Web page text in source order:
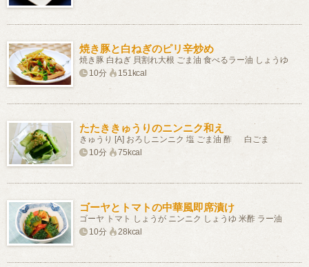
焼き豚と白ねぎのピリ辛炒め
焼き豚 白ねぎ 貝割れ大根 ごま油 食べるラー油 しょうゆ
10分
151kcal
たたききゅうりのニンニク和え
きゅうり [A] おろしニンニク 塩 ごま油 酢 白ごま
10分
75kcal
ゴーヤとトマトの中華風即席漬け
ゴーヤ トマト しょうが ニンニク しょうゆ 米酢 ラー油
10分
28kcal